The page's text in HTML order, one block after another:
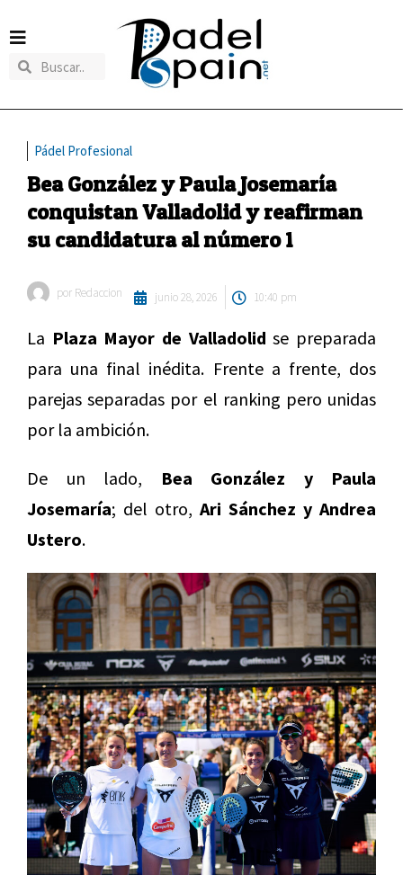
Pádel Profesional
Bea González y Paula Josemaría
conquistan Valladolid y reafirman
su candidatura al número 1
por Redaccion junio 28, 2026 10:40 pm
La Plaza Mayor de Valladolid se preparada
para una final inédita. Frente a frente, dos
parejas separadas por el ranking pero unidas
por la ambición.
De un lado, Bea González y Paula
Josemaría; del otro, Ari Sánchez y Andrea
Ustero.